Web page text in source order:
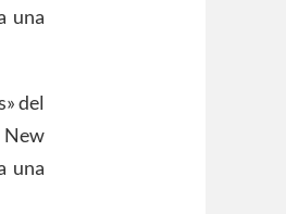
una
del
New
una